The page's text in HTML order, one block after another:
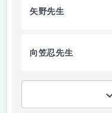
矢野先生
向笠忍先生